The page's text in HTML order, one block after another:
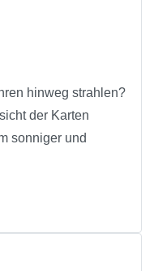
hinweg strahlen?
der Karten
sonniger und